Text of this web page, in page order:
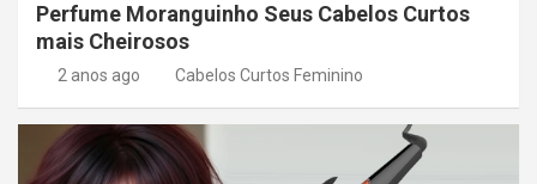
Perfume Moranguinho Seus Cabelos Curtos
mais Cheirosos
2 anos ago Cabelos Curtos Feminino